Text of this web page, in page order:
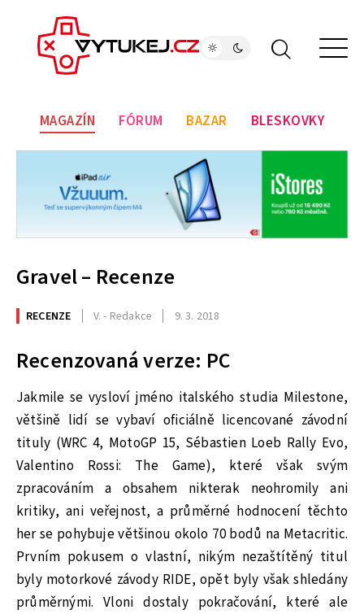
MAGAZÍN FÓRUM BAZAR BLESKOVKY
Gravel – Recenze
RECENZE V. - Redakce 9. 3. 2018
Recenzovaná verze: PC
Jakmile se vysloví jméno italského studia Milestone,
většině lidí se vybaví oficiálně licencované závodní
tituly (WRC 4, MotoGP 15, Sébastien Loeb Rally Evo,
Valentino Rossi: The Game), které však svým
zpracováním a obsahem nikterak neohromily ani
kritiky, ani veřejnost, a průměrné hodnocení těchto
her se pohybuje většinou okolo 70 bodů na Metacritic.
Prvním pokusem o vlastní, nikým nezaštítěný titul
byly motorkové závody RIDE, opět byly však shledány
průměrnými. Vloni dostaly pokračování, které ale